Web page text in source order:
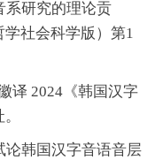
研究的理论贡
社会科学版）第1
2024《韩国汉字
韩国汉字音语音层